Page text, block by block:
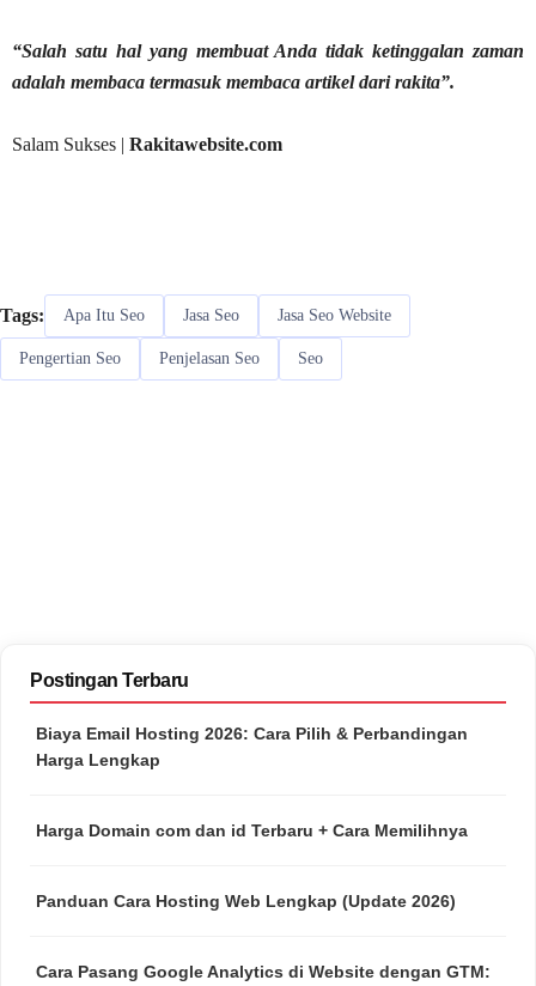
“Salah satu hal yang membuat Anda tidak ketinggalan zaman
adalah membaca termasuk membaca artikel dari rakita”.
Salam Sukses | Rakitawebsite.com
Tags: Apa Itu Seo Jasa Seo Jasa Seo Website
Pengertian Seo Penjelasan Seo Seo
Postingan Terbaru
Biaya Email Hosting 2026: Cara Pilih & Perbandingan
Harga Lengkap
Harga Domain com dan id Terbaru + Cara Memilihnya
Panduan Cara Hosting Web Lengkap (Update 2026)
Cara Pasang Google Analytics di Website dengan GTM: